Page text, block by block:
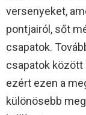
versenyeket,
pontjairól, sőt
csapatok.
csapatok között
ezért ezen a
különösebb